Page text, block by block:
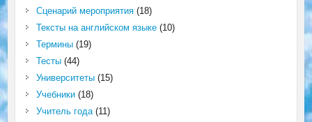
Сценарий мероприятия(18)
Тексты на английском языке(10)
Термины(19)
Тесты(44)
Университеты(15)
Учебники(18)
Учитель года(11)